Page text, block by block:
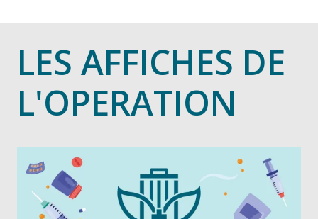
LES AFFICHES DE
L'OPERATION